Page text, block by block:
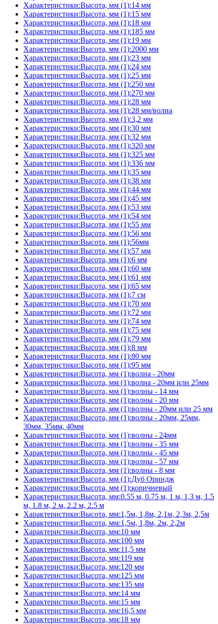
Характеристики:Высота, мм (1):14 мм
Характеристики:Высота, мм (1):15 мм
Характеристики:Высота, мм (1):18 мм
Характеристики:Высота, мм (1):185 мм
Характеристики:Высота, мм (1):19 мм
Характеристики:Высота, мм (1):2000 мм
Характеристики:Высота, мм (1):23 мм
Характеристики:Высота, мм (1):24 мм
Характеристики:Высота, мм (1):25 мм
Характеристики:Высота, мм (1):250 мм
Характеристики:Высота, мм (1):270 мм
Характеристики:Высота, мм (1):28 мм
Характеристики:Высота, мм (1):28 мм/волна
Характеристики:Высота, мм (1):3,2 мм
Характеристики:Высота, мм (1):30 мм
Характеристики:Высота, мм (1):32 мм
Характеристики:Высота, мм (1):320 мм
Характеристики:Высота, мм (1):325 мм
Характеристики:Высота, мм (1):336 мм
Характеристики:Высота, мм (1):35 мм
Характеристики:Высота, мм (1):38 мм
Характеристики:Высота, мм (1):44 мм
Характеристики:Высота, мм (1):45 мм
Характеристики:Высота, мм (1):53 мм
Характеристики:Высота, мм (1):54 мм
Характеристики:Высота, мм (1):55 мм
Характеристики:Высота, мм (1):56 мм
Характеристики:Высота, мм (1):56мм
Характеристики:Высота, мм (1):57 мм
Характеристики:Высота, мм (1):6 мм
Характеристики:Высота, мм (1):60 мм
Характеристики:Высота, мм (1):61 мм
Характеристики:Высота, мм (1):65 мм
Характеристики:Высота, мм (1):7 см
Характеристики:Высота, мм (1):70 мм
Характеристики:Высота, мм (1):72 мм
Характеристики:Высота, мм (1):74 мм
Характеристики:Высота, мм (1):75 мм
Характеристики:Высота, мм (1):79 мм
Характеристики:Высота, мм (1):8 мм
Характеристики:Высота, мм (1):80 мм
Характеристики:Высота, мм (1):95 мм
Характеристики:Высота, мм (1):волна - 20мм
Характеристики:Высота, мм (1):волна - 20мм или 25мм
Характеристики:Высота, мм (1):волны - 14 мм
Характеристики:Высота, мм (1):волны - 20 мм
Характеристики:Высота, мм (1):волны - 20мм или 25 мм
Характеристики:Высота, мм (1):волны - 20мм, 25мм,
30мм, 35мм, 40мм
Характеристики:Высота, мм (1):волны - 24мм
Характеристики:Высота, мм (1):волны - 35 мм
Характеристики:Высота, мм (1):волны - 45 мм
Характеристики:Высота, мм (1):волны - 57 мм
Характеристики:Высота, мм (1):волны - 8 мм
Характеристики:Высота, мм (1):Дуб Ориндж
Характеристики:Высота, мм (1):коричневый
Характеристики:Высота, мм:0.55 м, 0.75 м, 1 м, 1,3 м, 1.5
м, 1.8 м, 2 м, 2.2 м, 2.5 м
Характеристики:Высота, мм:1,5м, 1,8м, 2,1м, 2,3м, 2,5м
Характеристики:Высота, мм:1,5м, 1,8м, 2м, 2,2м
Характеристики:Высота, мм:10 мм
Характеристики:Высота, мм:100 мм
Характеристики:Высота, мм:11,5 мм
Характеристики:Высота, мм:119 мм
Характеристики:Высота, мм:120 мм
Характеристики:Высота, мм:125 мм
Характеристики:Высота, мм:135 мм
Характеристики:Высота, мм:14 мм
Характеристики:Высота, мм:15 мм
Характеристики:Высота, мм:16,5 мм
Характеристики:Высота, мм:18 мм